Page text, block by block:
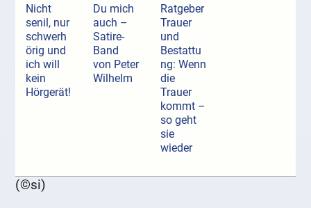
Nicht
senil, nur
schwerh
örig und
ich will
kein
Hörgerät!
Du mich
auch –
Satire-
Band
von Peter
Wilhelm
Ratgeber
Trauer
und
Bestattu
ng: Wenn
die
Trauer
kommt –
so geht
sie
wieder
(©si)